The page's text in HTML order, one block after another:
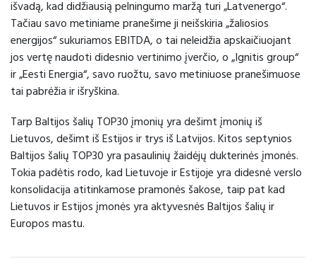
išvadą, kad didžiausią pelningumo maržą turi „Latvenergo“.
Tačiau savo metiniame pranešime ji neišskiria „žaliosios
energijos“ sukuriamos EBITDA, o tai neleidžia apskaičiuojant
jos vertę naudoti didesnio vertinimo įverčio, o „Ignitis group“
ir „Eesti Energia“, savo ruožtu, savo metiniuose pranešimuose
tai pabrėžia ir išryškina.
Tarp Baltijos šalių TOP30 įmonių yra dešimt įmonių iš
Lietuvos, dešimt iš Estijos ir trys iš Latvijos. Kitos septynios
Baltijos šalių TOP30 yra pasaulinių žaidėjų dukterinės įmonės.
Tokia padėtis rodo, kad Lietuvoje ir Estijoje yra didesnė verslo
konsolidacija atitinkamose pramonės šakose, taip pat kad
Lietuvos ir Estijos įmonės yra aktyvesnės Baltijos šalių ir
Europos mastu.